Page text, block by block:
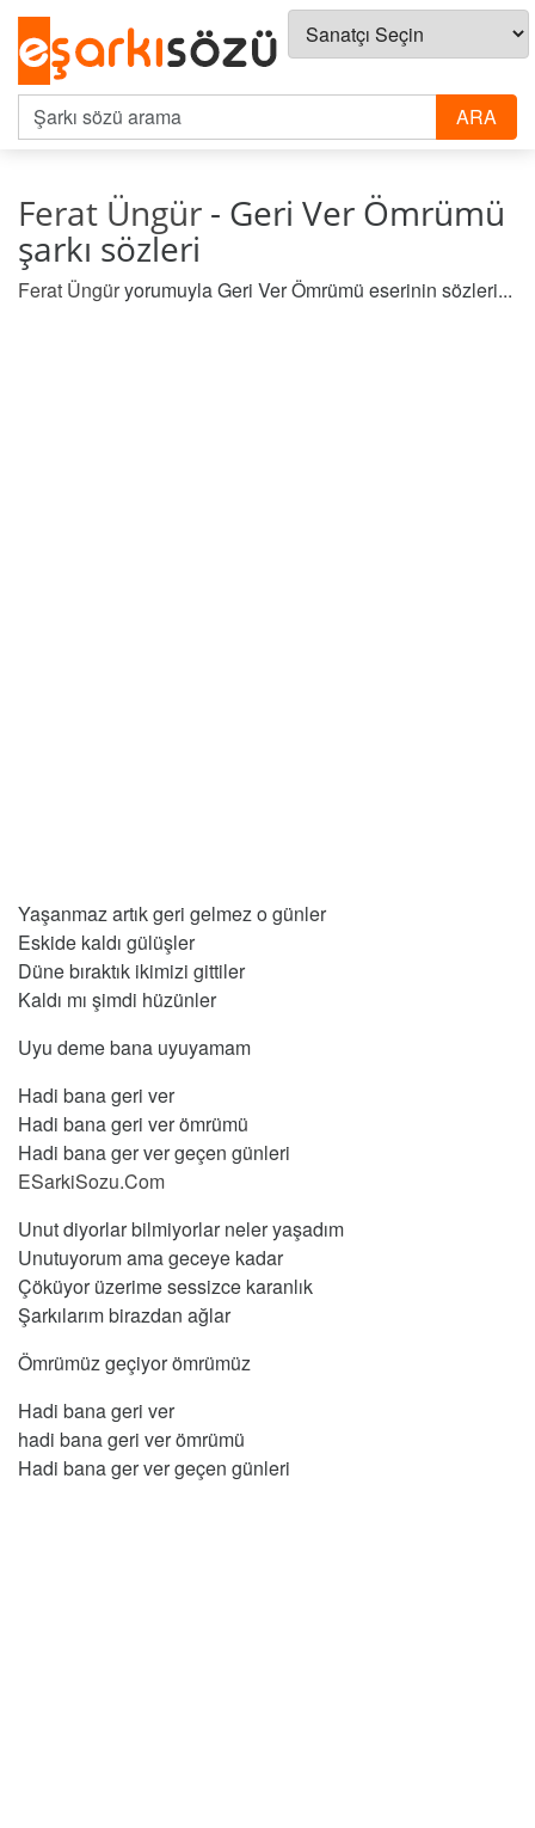
Ferat Üngür - Geri Ver Ömrümü
şarkı sözleri
Ferat Üngüryorumuyla Geri Ver Ömrümü eserinin sözleri...
Yaşanmaz artık geri gelmez o günler
Eskide kaldı gülüşler
Düne bıraktık ikimizi gittiler
Kaldı mı şimdi hüzünler
Uyu deme bana uyuyamam
Hadi bana geri ver
Hadi bana geri ver ömrümü
Hadi bana ger ver geçen günleri
ESarkiSozu.Com
Unut diyorlar bilmiyorlar neler yaşadım
Unutuyorum ama geceye kadar
Çöküyor üzerime sessizce karanlık
Şarkılarım birazdan ağlar
Ömrümüz geçiyor ömrümüz
Hadi bana geri ver
hadi bana geri ver ömrümü
Hadi bana ger ver geçen günleri